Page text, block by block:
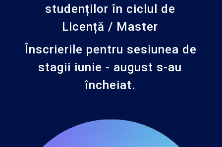
studenților în ciclul de
Licență / Master
Înscrierile pentru sesiunea de
stagii iunie - august s-au
încheiat.